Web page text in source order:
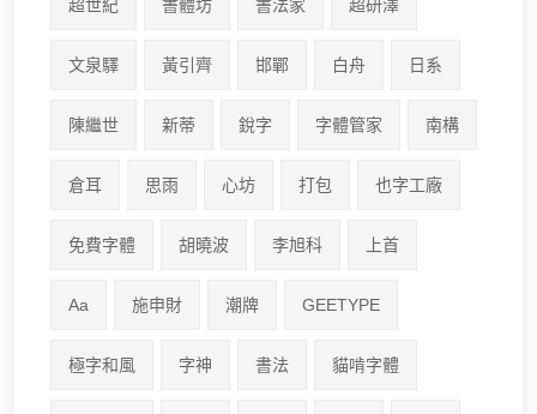
超世紀 書體坊 書法家 超研澤
文泉驛 黃引齊 邯鄲 白舟 日系
陳繼世 新蒂 銳字 字體管家 南構
倉耳 思雨 心坊 打包 也字工廠
免費字體 胡曉波 李旭科 上首
Aa 施申財 潮牌 GEETYPE
極字和風 字神 書法 貓啃字體